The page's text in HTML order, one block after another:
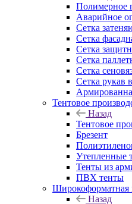
Полимерное
Аварийное
Сетка
Сетка
Сетка
Сетка
Сетка
Сетка рукав
Тентовое
Назад
Тентовое
Брезент
Утепленные
Тенты из
ПВХ тенты
Широкоформатная
Назад